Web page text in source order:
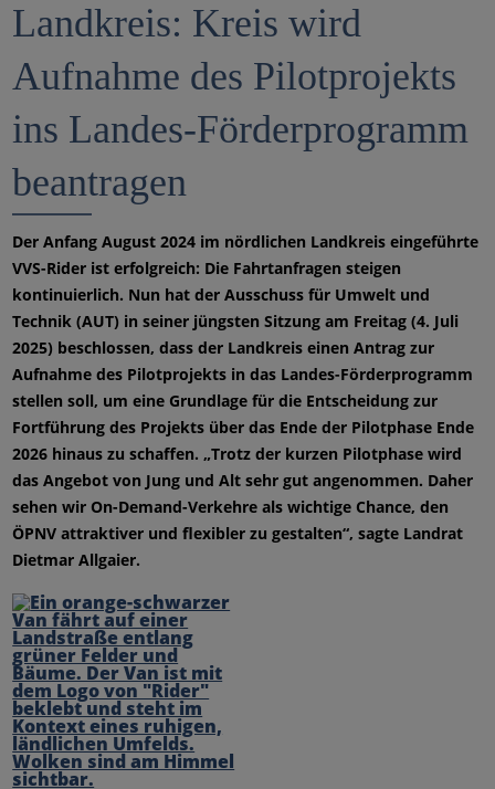
Landkreis: Kreis wird
Aufnahme des Pilotprojekts
ins Landes-Förderprogramm
beantragen
Der Anfang August 2024 im nördlichen Landkreis eingeführte
VVS-Rider ist erfolgreich: Die Fahrtanfragen steigen
kontinuierlich. Nun hat der Ausschuss für Umwelt und
Technik (AUT) in seiner jüngsten Sitzung am Freitag (4. Juli
2025) beschlossen, dass der Landkreis einen Antrag zur
Aufnahme des Pilotprojekts in das Landes-Förderprogramm
stellen soll, um eine Grundlage für die Entscheidung zur
Fortführung des Projekts über das Ende der Pilotphase Ende
2026 hinaus zu schaffen. „Trotz der kurzen Pilotphase wird
das Angebot von Jung und Alt sehr gut angenommen. Daher
sehen wir On-Demand-Verkehre als wichtige Chance, den
ÖPNV attraktiver und flexibler zu gestalten“, sagte Landrat
Dietmar Allgaier.